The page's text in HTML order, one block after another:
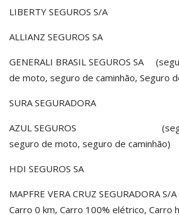
LIBERTY SEGUROS S/A
ALLIANZ SEGUROS SA
GENERALI BRASIL SEGUROS SA
de moto, seguro de caminhão, Seguro
SURA SEGURADORA
AZUL SEGUROS (seguro
seguro de moto, seguro de caminhão)
HDI SEGUROS SA
MAPFRE VERA CRUZ SEGURADORA
Carro 0 km, Carro 100% elétrico, Carro